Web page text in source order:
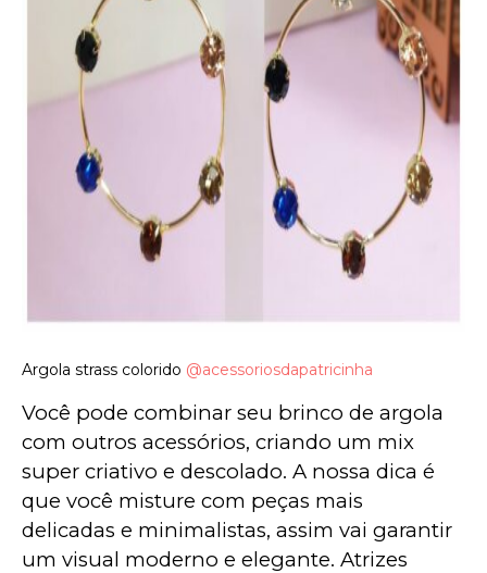
Argola strass colorido @acessoriosdapatricinha
Você pode combinar seu brinco de argola
com outros acessórios, criando um mix
super criativo e descolado. A nossa dica é
que você misture com peças mais
delicadas e minimalistas, assim vai garantir
um visual moderno e elegante. Atrizes